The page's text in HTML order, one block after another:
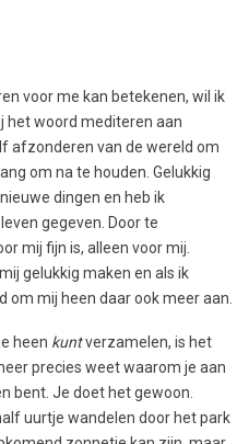
voor me kan betekenen, wil ik
het woord mediteren aan
afzonderen van de wereld om
om na te houden. Gelukkig
dingen en heb ik
gegeven. Door te
mij fijn is, alleen voor mij.
gelukkig maken en als ik
om mij heen daar ook meer aan.
heen kuntverzamelen, is het
precies weet waarom je aan
bent. Je doet het gewoon.
uurtje wandelen door het park